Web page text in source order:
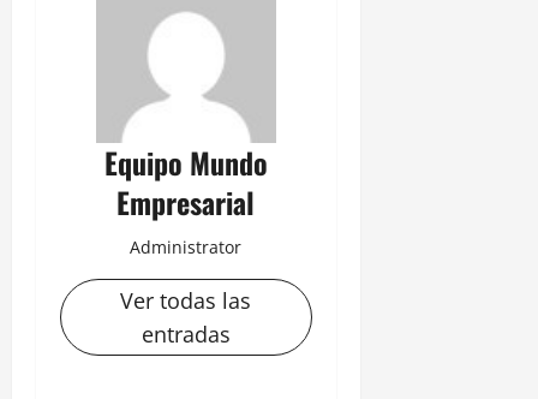
Equipo Mundo
Empresarial
Administrator
Ver todas las
entradas